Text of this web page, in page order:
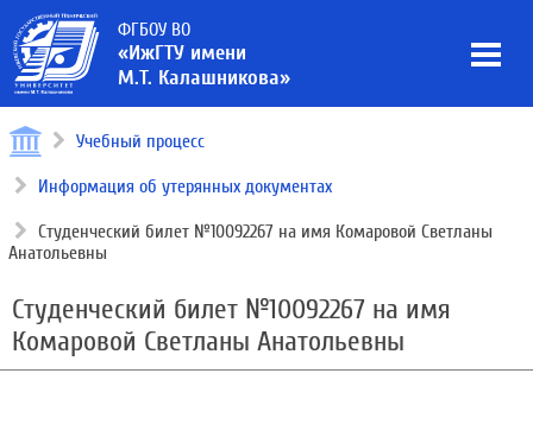
ФГБОУ ВО
«ИжГТУ имени
М.Т. Калашникова»
Учебный процесс
Информация об утерянных документах
Студенческий билет №10092267 на имя Комаровой Светланы
Анатольевны
Студенческий билет №10092267 на имя
Комаровой Светланы Анатольевны